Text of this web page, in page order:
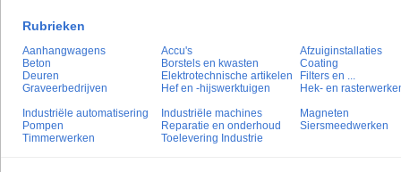
Rubrieken
Aanhangwagens Accu's
Afzuiginstallaties
Beton
Borstels en kwasten
Coating
Deuren
Elektrotechnische artikelen
Filters en ...
Graveerbedrijven
Hef en -hijswerktuigen
Hek- en
Industriële automatisering
Industriële machines
Magneten
Pompen
Reparatie en onderhoud
Siersmeedwerken
Timmerwerken
Toelevering Industrie